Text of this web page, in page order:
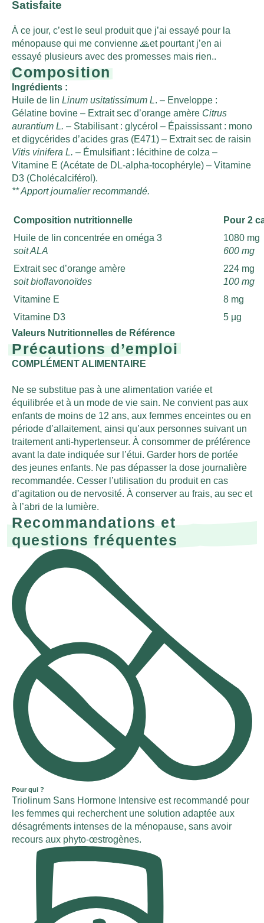
Satisfaite
À ce jour, c’est le seul produit que j’ai essayé pour la
ménopause qui me convienne 🙏et pourtant j’en ai
essayé plusieurs avec des promesses mais rien..
Composition
Ingrédients :
Huile de lin Linum usitatissimum L. – Enveloppe :
Gélatine bovine – Extrait sec d’orange amère Citrus
aurantium L. – Stabilisant : glycérol – Épaississant : mono
et digycérides d’acides gras (E471) – Extrait sec de raisin
Vitis vinifera L. – Émulsifiant : lécithine de colza –
Vitamine E (Acétate de DL-alpha-tocophéryle) – Vitamine
D3 (Cholécalciférol).
** Apport journalier recommandé.
Composition nutritionnelle
Pour 2
Huile de lin concentrée en oméga 3
soit ALA
1080 mg
600 mg
Extrait sec d’orange amère
soit bioflavonoïdes
224 mg
100 mg
Vitamine E
8 mg
Vitamine D3
5 µg
Valeurs Nutritionnelles de Référence
Précautions d’emploi
COMPLÉMENT ALIMENTAIRE
Ne se substitue pas à une alimentation variée et
équilibrée et à un mode de vie sain. Ne convient pas aux
enfants de moins de 12 ans, aux femmes enceintes ou en
période d’allaitement, ainsi qu’aux personnes suivant un
traitement anti-hypertenseur. À consommer de préférence
avant la date indiquée sur l’étui. Garder hors de portée
des jeunes enfants. Ne pas dépasser la dose journalière
recommandée. Cesser l’utilisation du produit en cas
d’agitation ou de nervosité. À conserver au frais, au sec et
à l’abri de la lumière.
Recommandations et
questions fréquentes
Pour qui ?
Triolinum Sans Hormone Intensive est recommandé pour
les femmes qui recherchent une solution adaptée aux
désagréments intenses de la ménopause, sans avoir
recours aux phyto-œstrogènes.